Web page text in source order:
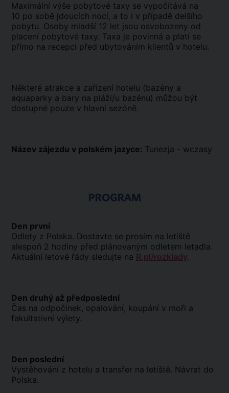
Maximální výše pobytové taxy se vypočítává na
10 po sobě jdoucích nocí, a to i v případě delšího
pobytu. Osoby mladší 12 let jsou osvobozeny od
placení pobytové taxy. Taxa je povinná a platí se
přímo na recepci před ubytováním klientů v hotelu.
Některé atrakce a zařízení hotelu (bazény a
aquaparky a bary na pláži/u bazénu) můžou být
dostupné pouze v hlavní sezóně.
Název zájezdu v polském jazyce: Tunezja - wczasy
PROGRAM
Den první
Odlety z Polska. Dostavte se prosím na letiště
alespoň 2 hodiny před plánovaným odletem letadla.
Aktuální letové řády sledujte na R.pl/rozklady.
Den druhý až předposlední
Čas na odpočinek, opalování, koupání v moři a
fakultativní výlety.
Den poslední
Vystěhování z hotelu a transfer na letiště. Návrat do
Polska.